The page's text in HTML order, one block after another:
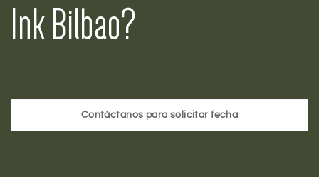
Ink Bilbao?
Contáctanos para solicitar fecha